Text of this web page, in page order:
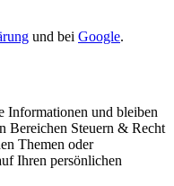
und bei Google.
Informationen und bleiben
Bereichen Steuern & Recht
Themen oder
Ihren persönlichen